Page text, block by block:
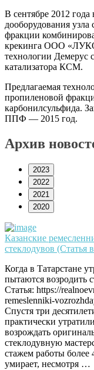
В сентябре 2012
дооборудования
фракции
крекинга ООО
технологии Демерус
катализатора КСМ.
Предлагаемая
пропиленовой
карбонилсульфида.
ППФ — 2015 год.
Архив
2023
2022
2021
2020
Казанские
стеклодувов (Статья
Когда в Татарстане
пытаются возродить
Статья: https://
remeslenniki-
Спустя три
практически
возрождать
стеклодувную
стажем работы более
умирает, несмотря …